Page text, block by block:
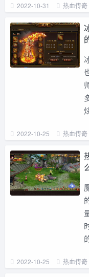
2022-10-31 热血传奇
2022-10-25 热血传奇
2022-10-25 热血传奇